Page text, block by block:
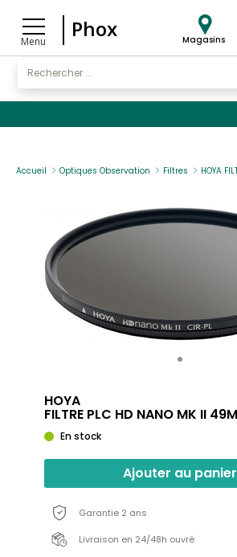
Menu
Phox Magasins
Accueil Optiques Observation Filtres HOYA
HOYA
FILTRE PLC HD NANO MK II
En stock
Ajouter au panier
Garantie 2 ans
Livraison en 24/48h ouvré